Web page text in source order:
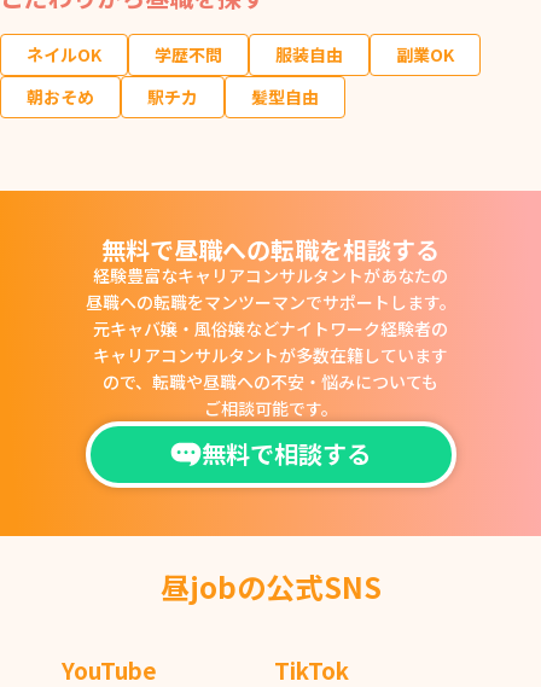
ネイルOK 学歴不問 服装自由
副業OK
朝おそめ
駅チカ 髪型自由
無料で昼職への転職を相談する
経験豊富なキャリアコンサルタントがあなたの
昼職への転職をマンツーマンでサポートします。
元キャバ嬢・風俗嬢などナイトワーク経験者の
キャリアコンサルタントが多数在籍しています
ので、 転職や昼職への不安・悩みについても
ご相談可能です。
無料で相談する
昼jobの公式SNS
YouTube TikTok